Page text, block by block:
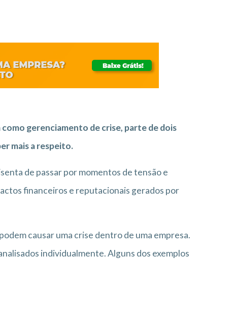
gerenciamento de crise, parte de dois
mais a respeito.
de passar por momentos de tensão e
financeiros e reputacionais gerados por
causar uma crise dentro de uma empresa.
individualmente. Alguns dos exemplos